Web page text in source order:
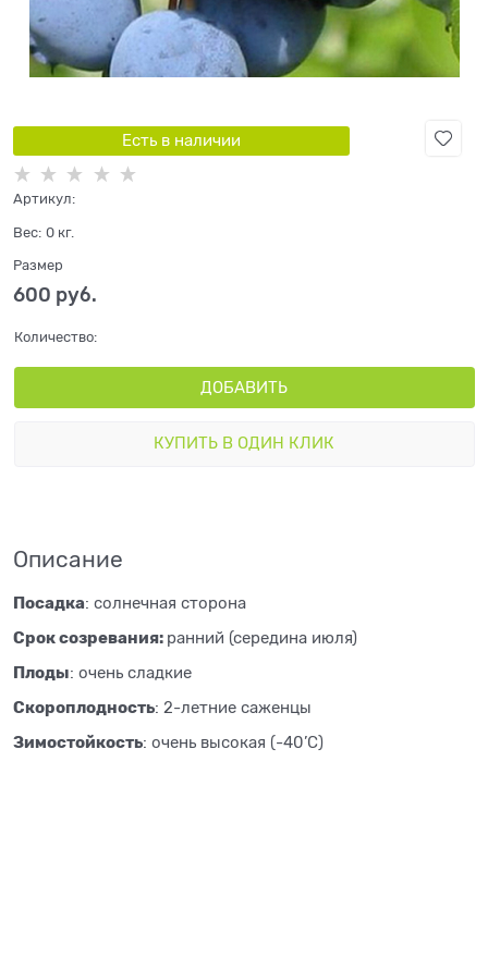
Есть в наличии
Артикул:
Вес: 0 кг.
Размер
600 руб.
Количество:
ДОБАВИТЬ
КУПИТЬ В ОДИН КЛИК
Описание
Посадка: солнечная сторона
Срок созревания: ранний (середина июля)
Плоды: очень сладкие
Скороплодность: 2-летние саженцы
Зимостойкость: очень высокая (-40’С)